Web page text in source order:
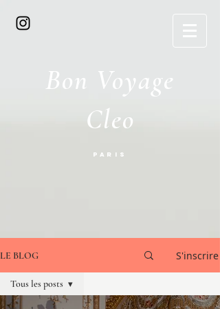
Bon Voyage
Cleo
Paris
LE BLOG S'inscrire
Tous les posts